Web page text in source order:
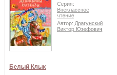
Серия:
Внеклассное
чтение
Автор: Драгунский
Виктор Юзефович
Белый Клык